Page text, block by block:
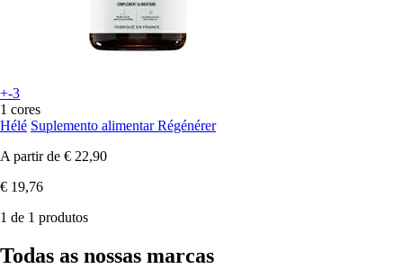
+-3
1 cores
Hélé Suplemento alimentar Régénérer
A partir de € 22,90
€ 19,76
1 de 1 produtos
Todas as nossas marcas